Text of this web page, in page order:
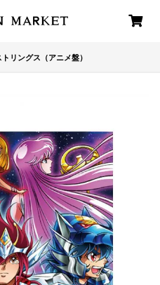
トリングス（アニメ盤）